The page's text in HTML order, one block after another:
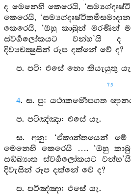
ද මෙනෙහි කෙරෙයි,
කෙරෙයි,
කෙරෙයි, ‘ඔහු කාබුන් මරණින්
ස්වර්‍ගලෝකයට වන්හ’යි ද
දිව්‍යචක්‍ෂුසින් රූප දක්නේ වේ ද?
ප. පටි: එසේ නො කියැයුතු
75
4. ස. පු: යථාකර්‍මොපගත
ප. පටිඤ්ඤා: එසේ යැ.
ස. අනු: ‘ඒකාන්තයෙන් මේ
මෙනෙහි කෙරෙයි …. ‘ඔහු
සඞ්ඛ්‍යාත ස්වර්‍ගලෝකයට
දිවැසින් රූප දක්නේ වේ ද?
ප. පටිඤ්ඤා: එසේ යැ.